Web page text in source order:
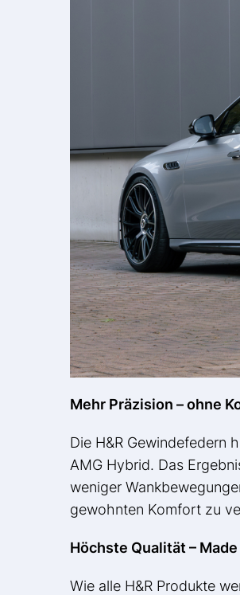
Mehr Präzision – ohne
Die H&R Gewindefedern
AMG Hybrid. Das
weniger
gewohnten Komfort zu
Höchste Qualität –
Wie alle H&R Produkte